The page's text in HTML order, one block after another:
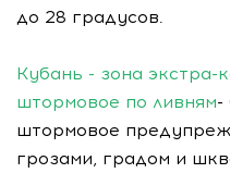
до 28 градусов.
Кубань - зона экстра-
штормовое по ливням-
штормовое
грозами, градом и